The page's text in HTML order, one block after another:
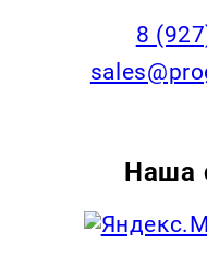
8
Наша